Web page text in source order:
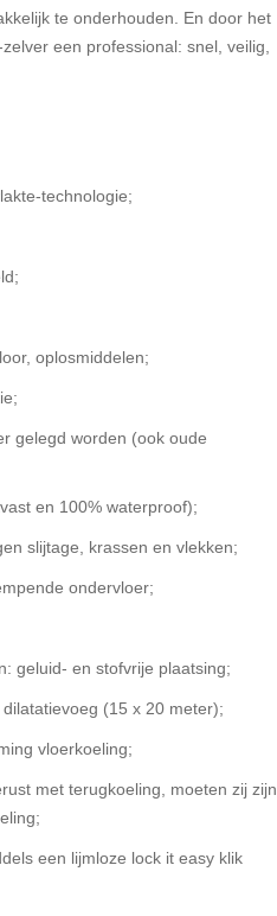
te onderhouden. En door het
een professional: snel, veilig,
technologie;
oplosmiddelen;
gelegd worden (ook oude
en 100% waterproof);
slijtage, krassen en vlekken;
ondervloer;
geluid- en stofvrije plaatsing;
(15 x 20 meter);
vloerkoeling;
met terugkoeling, moeten zij zijn
een lijmloze lock it easy klik